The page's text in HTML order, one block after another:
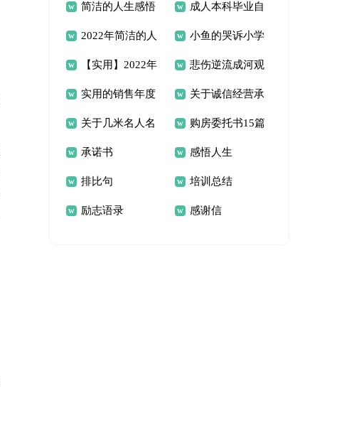
简洁的人生感悟
的句子汇编88条
成人本科毕业自
我鉴定
2022年简洁的人
生感悟句子合集66
条
小鱼的哭诉小学
作文
【实用】2022年
人生格言座右铭合集
69条
悲伤逆流成河观
后感
实用的销售年度
工作计划4篇
关于诚信经营承
诺书范文汇总六篇
关于几米名人名
言句子30句精选
购房委托书15篇
承诺书 感悟人生
排比句 培训总结
励志语录 感谢信